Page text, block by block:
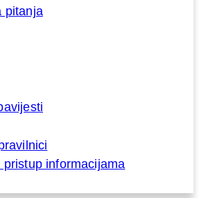
pitanja
pristup informacijama